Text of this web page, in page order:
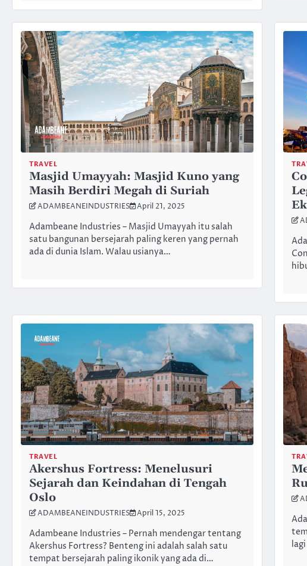
TRAVEL
Masjid Umayyah: Masjid Kuno yang
Masih Berdiri Megah di Suriah
ADAMBEANEINDUSTRIES April 21, 2025
Adambeane Industries – Masjid Umayyah itu salah
satu bangunan bersejarah paling keren yang pernah
ada di dunia Islam. Walau usianya…
TRAVEL
Akershus Fortress: Menelusuri
Sejarah dan Keindahan di Tengah
Oslo
ADAMBEANEINDUSTRIES April 15, 2025
Adambeane Industries – Pernah mendengar tentang
Akershus Fortress? Benteng ini adalah salah satu
tempat bersejarah paling ikonik yang ada di…